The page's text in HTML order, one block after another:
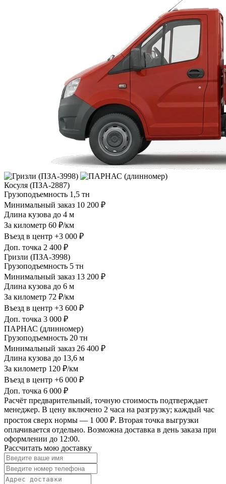
Косуля (ПЗА-2887)
Грузоподъемность 1,5 тн
Минимальный заказ 10 200 ₽
Длина кузова до 4 м
За километр 60 ₽/км
Въезд в центр +3 000 ₽
Доп. точка 2 400 ₽
Гризли (ПЗА-3998)
Грузоподъемность 5 тн
Минимальный заказ 13 200 ₽
Длина кузова до 6 м
За километр 72 ₽/км
Въезд в центр +3 600 ₽
Доп. точка 3 000 ₽
ПАРНАС (длинномер)
Грузоподъемность 20 тн
Минимальный заказ 26 400 ₽
Длина кузова до 13,6 м
За километр 120 ₽/км
Въезд в центр +6 000 ₽
Доп. точка 6 000 ₽
Расчёт предварительный, точную стоимость подтверждает
менеджер. В цену включено 2 часа на разгрузку; каждый час
простоя сверх нормы — 1 000 ₽. Вторая точка выгрузки
оплачивается отдельно. Возможна доставка в день заказа при
оформлении до 12:00.
Рассчитать мою доставку